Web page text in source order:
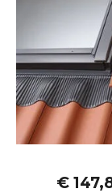
€